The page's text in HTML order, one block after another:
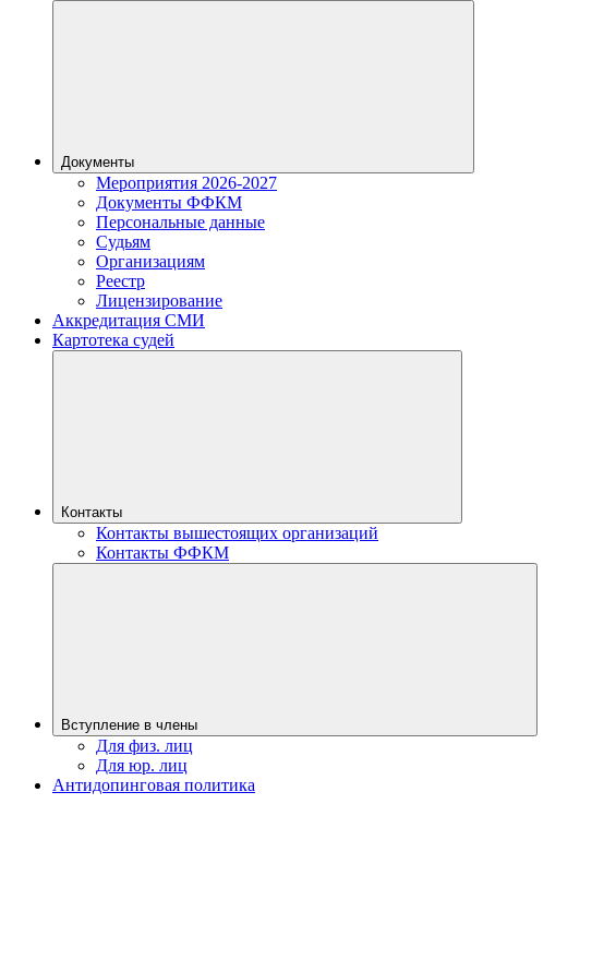
Документы
Мероприятия 2026-2027
Документы ФФКМ
Персональные данные
Судьям
Организациям
Реестр
Лицензирование
Аккредитация СМИ
Картотека судей
Контакты
Контакты вышестоящих организаций
Контакты ФФКМ
Вступление в члены
Для физ. лиц
Для юр. лиц
Антидопинговая политика